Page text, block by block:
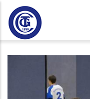
Direkt
zum
Inhalt